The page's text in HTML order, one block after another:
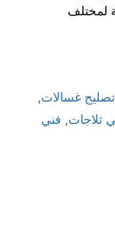
لمختلف
تصليح غسالات,
ثلاجات, فني